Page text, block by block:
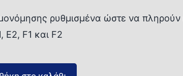
ρυθμισμένα ώστε να πληρούν
E2, F1 και F2